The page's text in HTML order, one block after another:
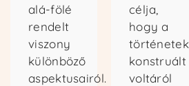
alá-fölé
rendelt
viszony
különböző
aspektusairól.
célja,
hogy a
történetek
konstruált
voltáról